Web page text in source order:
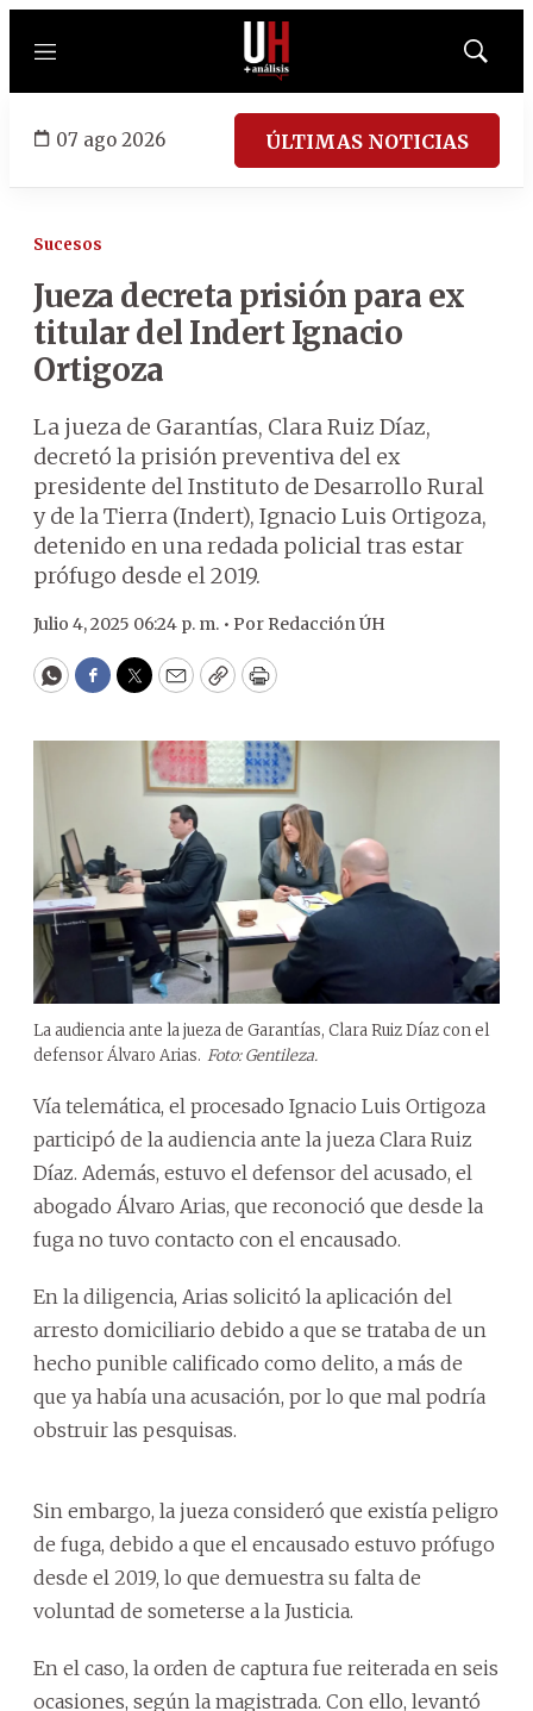
Menú
Mostrar
07 ago 2026 ÚLTIMAS NOTICIAS
Sucesos
Jueza decreta prisión para ex
titular del Indert Ignacio
Ortigoza
La jueza de Garantías, Clara Ruiz Díaz,
decretó la prisión preventiva del ex
presidente del Instituto de Desarrollo Rural
y de la Tierra (Indert), Ignacio Luis Ortigoza,
detenido en una redada policial tras estar
prófugo desde el 2019.
Julio 4, 2025 06:24 p. m. • Por Redacción ÚH
WhatsApp
Facebook
Twitter
EmailCopyPrint
La audiencia ante la jueza de Garantías, Clara Ruiz Díaz con el
defensor Álvaro Arias. Foto: Gentileza.
Vía telemática, el procesado Ignacio Luis Ortigoza
participó de la audiencia ante la jueza Clara Ruiz
Díaz. Además, estuvo el defensor del acusado, el
abogado Álvaro Arias, que reconoció que desde la
fuga no tuvo contacto con el encausado.
En la diligencia, Arias solicitó la aplicación del
arresto domiciliario debido a que se trataba de un
hecho punible calificado como delito, a más de
que ya había una acusación, por lo que mal podría
obstruir las pesquisas.
Sin embargo, la jueza consideró que existía peligro
de fuga, debido a que el encausado estuvo prófugo
desde el 2019, lo que demuestra su falta de
voluntad de someterse a la Justicia.
En el caso, la orden de captura fue reiterada en seis
ocasiones, según la magistrada. Con ello, levantó